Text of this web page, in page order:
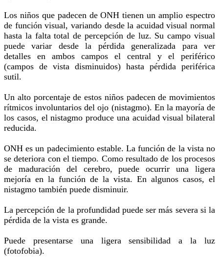
Los niños que padecen de ONH tienen un amplio espectro
de función visual, variando desde la acuidad visual normal
hasta la falta total de percepción de luz. Su campo visual
puede variar desde la pérdida generalizada para ver
detalles en ambos campos el central y el periférico
(campos de vista disminuidos) hasta pérdida periférica
sutil.
Un alto porcentaje de estos niños padecen de movimientos
rítmicos involuntarios del ojo (nistagmo). En la mayoría de
los casos, el nistagmo produce una acuidad visual bilateral
reducida.
ONH es un padecimiento estable. La función de la vista no
se deteriora con el tiempo. Como resultado de los procesos
de maduración del cerebro, puede ocurrir una ligera
mejoría en la función de la vista. En algunos casos, el
nistagmo también puede disminuir.
La percepción de la profundidad puede ser más severa si la
pérdida de la vista es grande.
Puede presentarse una ligera sensibilidad a la luz
(fotofobia).